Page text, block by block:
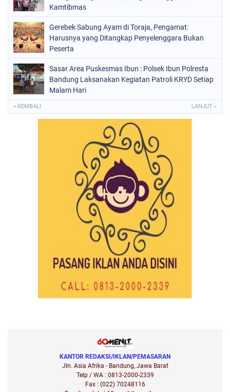
Kamtibmas
Gerebek Sabung Ayam di Toraja, Pengamat:
Harusnya yang Ditangkap Penyelenggara Bukan
Peserta
Sasar Area Puskesmas Ibun : Polsek Ibun Polresta
Bandung Laksanakan Kegiatan Patroli KRYD Setiap
Malam Hari
« KEMBALI LANJUT »
KANTOR REDAKSI/IKLAN/PEMASARAN
Jln. Asia Afrika - Bandung, Jawa Barat
Telp / WA : 0813-2000-2339
Fax : (022) 70248116